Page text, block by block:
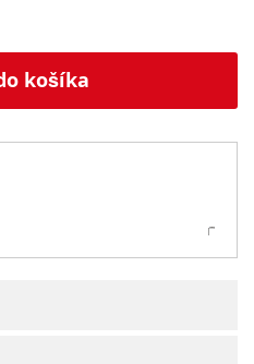
košíka